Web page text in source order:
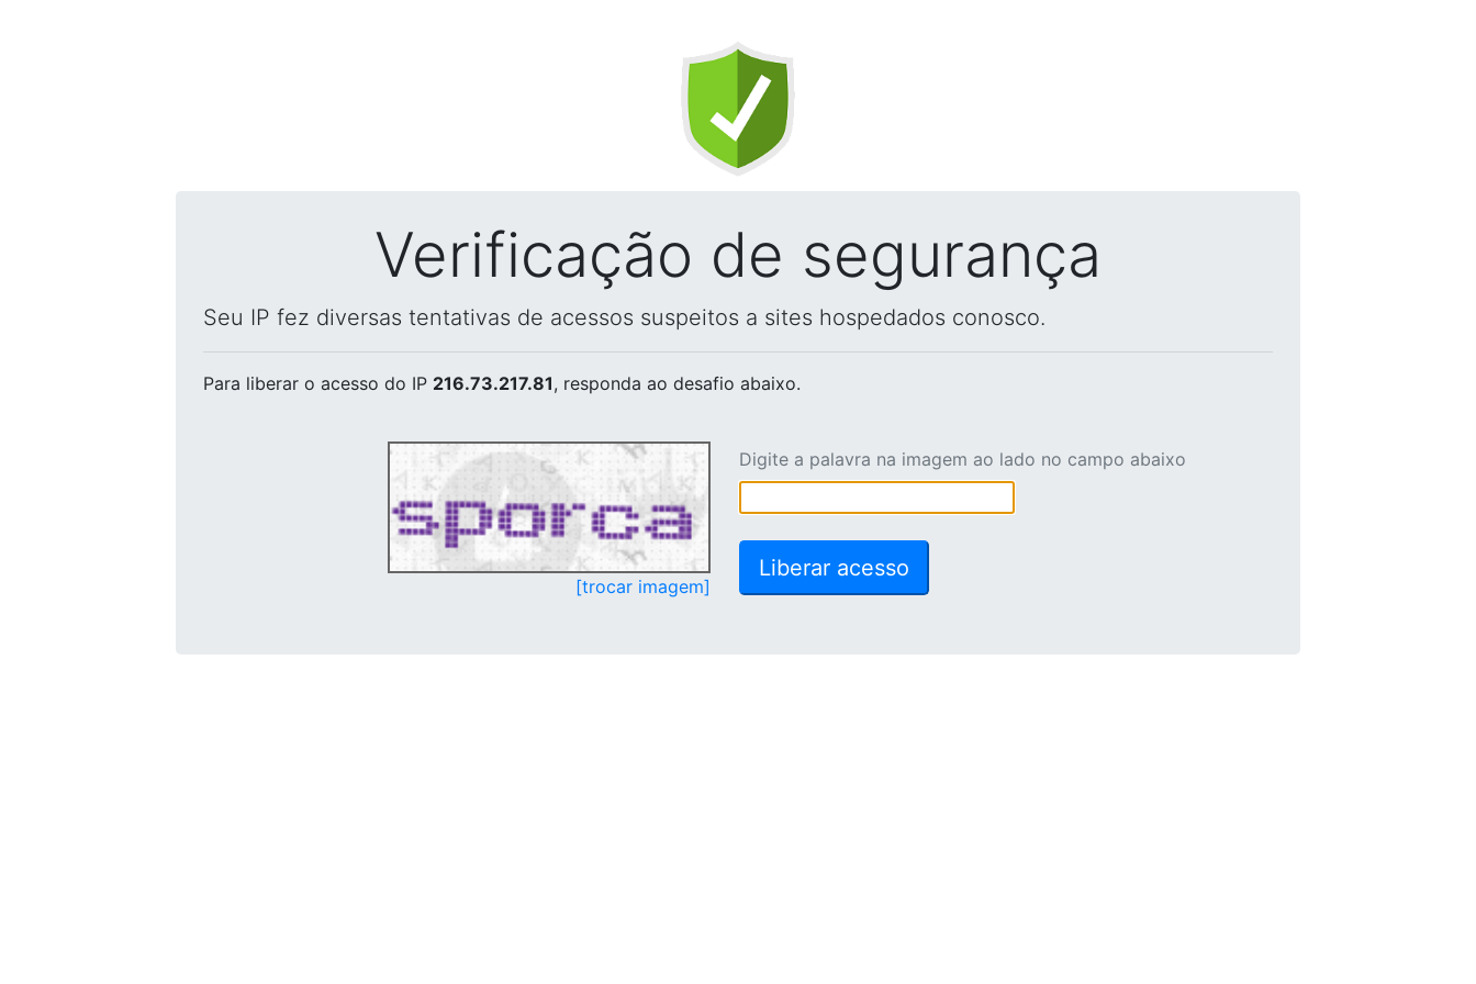
Verificação de segurança
Seu IP fez diversas tentativas de acessos suspeitos a sites hospedados conosco.
Para liberar o acesso do IP 216.73.217.81, responda ao desafio abaixo.
[trocar imagem]
Digite a palavra na imagem ao lado no campo abaixo